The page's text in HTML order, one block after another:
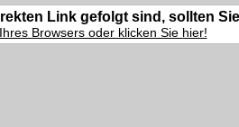
Link gefolgt sind, sollten
Browsers oder klicken Sie hier!